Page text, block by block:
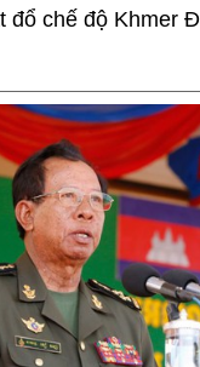
đổ chế độ Khmer